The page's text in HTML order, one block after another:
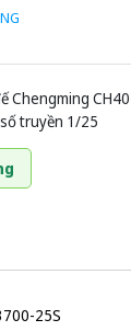
Chengming
truyền 1/25
25S